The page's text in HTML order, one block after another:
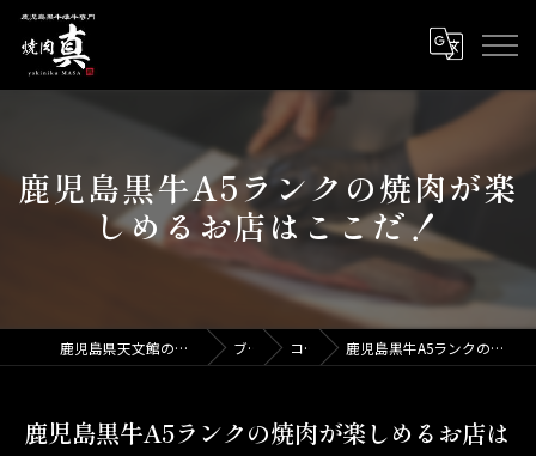
鹿児島黒牛A5ランクの焼肉が楽
しめるお店はここだ！
鹿児島県天文館の焼肉なら焼肉 真 ～MASA～ ブログ コラム 鹿児島黒牛A5ランクの焼肉が楽しめるお店はここだ！
鹿児島黒牛A5ランクの焼肉が楽しめるお店は